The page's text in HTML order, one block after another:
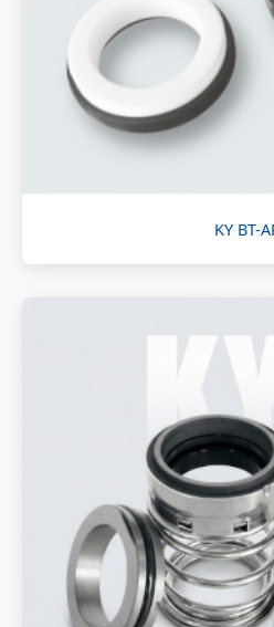
KY BT-